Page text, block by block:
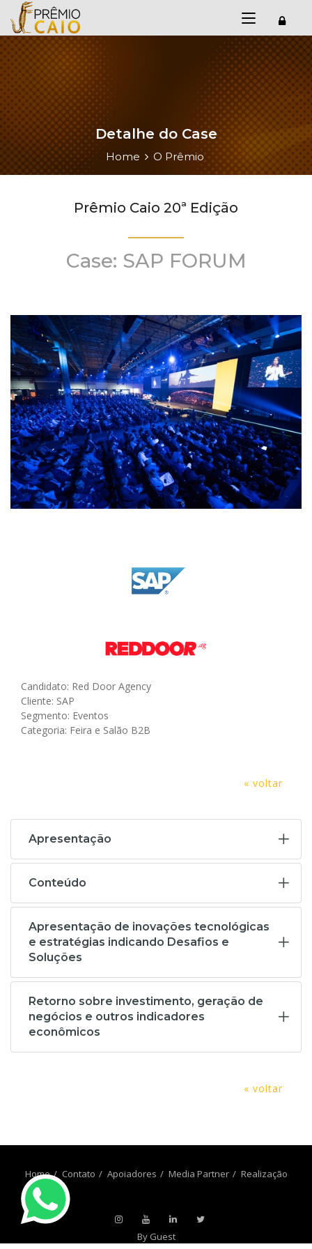
Detalhe do Case
Home O Prêmio
Prêmio Caio 20ª Edição
Case: SAP FORUM
Candidato: Red Door Agency
Cliente: SAP
Segmento: Eventos
Categoria: Feira e Salão B2B
« voltar
Apresentação
Conteúdo
Apresentação de inovações tecnológicas
e estratégias indicando Desafios e
Soluções
Retorno sobre investimento, geração de
negócios e outros indicadores
econômicos
« voltar
Home Contato Apoiadores Media Partner Realização
By Guest